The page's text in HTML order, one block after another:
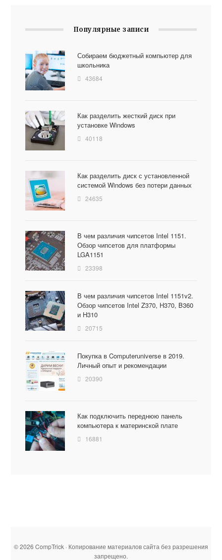
Популярные записи
Собираем бюджетный компьютер для
школьника
43684
Как разделить жесткий диск при
установке Windows
40118
Как разделить диск с установленной
системой Windows без потери данных
24635
В чем различия чипсетов Intel 1151.
Обзор чипсетов для платформы
LGA1151
23398
В чем различия чипсетов Intel 1151v2.
Обзор чипсетов Intel Z370, H370, B360
и H310
20715
Покупка в Computeruniverse в 2019.
Личный опыт и рекомендации
20390
Как подключить переднюю панель
компьютера к материнской плате
16881
© 2026 CompTrick · Копирование материалов сайта без разрешения
запрещено.